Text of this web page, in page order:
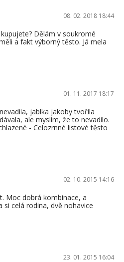
08. 02. 2018 18:44
Dělám v soukromé
a fakt výborný těsto. Já mela
01. 11. 2017 18:17
jablka jakoby tvořila
ale myslím, že to nevadilo.
- Celozrnné listové těsto
02. 10. 2015 14:16
Moc dobrá kombinace, a
si celá rodina, dvě nohavice
23. 01. 2015 16:04